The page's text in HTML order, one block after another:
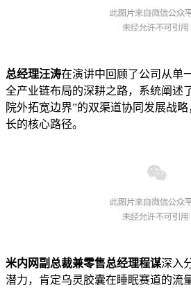
总经理汪涛在演讲中回顾了公司从单
全产业链布局的深耕之路，系统阐述
院外拓宽边界”的双渠道协同发展战
长的核心路径。
米内网副总裁兼零售总经理程谋深入
潜力，肯定乌灵胶囊在睡眠赛道的流